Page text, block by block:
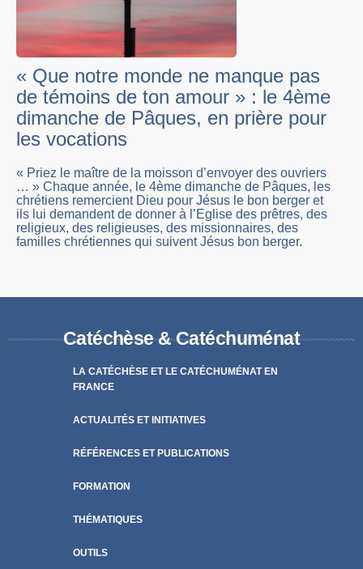
« Que notre monde ne manque pas
de témoins de ton amour » : le 4ème
dimanche de Pâques, en prière pour
les vocations
« Priez le maître de la moisson d’envoyer des ouvriers
… » Chaque année, le 4ème dimanche de Pâques, les
chrétiens remercient Dieu pour Jésus le bon berger et
ils lui demandent de donner à l’Eglise des prêtres, des
religieux, des religieuses, des missionnaires, des
familles chrétiennes qui suivent Jésus bon berger.
Catéchèse & Catéchuménat
LA CATÉCHÈSE ET LE CATÉCHUMÉNAT EN
FRANCE
ACTUALITÉS ET INITIATIVES
RÉFÉRENCES ET PUBLICATIONS
FORMATION
THÉMATIQUES
OUTILS